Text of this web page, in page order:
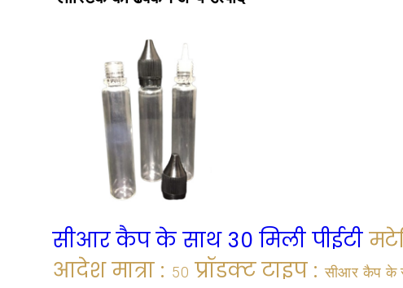
सीआर कैप के साथ 30 मिली पीईटी
आदेश मात्रा : 50 प्रॉडक्ट टाइप :सीआर कैप के